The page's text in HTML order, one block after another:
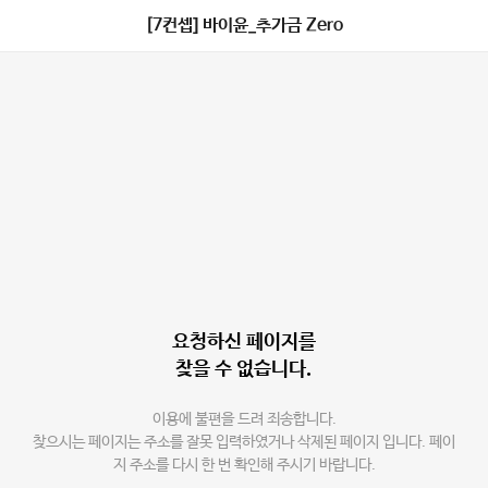
[7컨셉] 바이윤_추가금 Zero
요청하신 페이지를
찾을 수 없습니다.
이용에 불편을 드려 죄송합니다.
찾으시는 페이지는 주소를 잘못 입력하였거나 삭제된 페이지 입니다. 페이
지 주소를 다시 한 번 확인해 주시기 바랍니다.